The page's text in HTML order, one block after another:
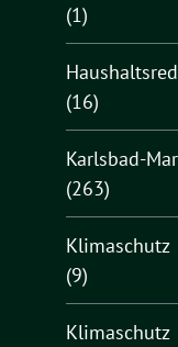
(1)
(16)
Karlsbad-
(263)
Klimaschutz
(9)
Klimaschutz